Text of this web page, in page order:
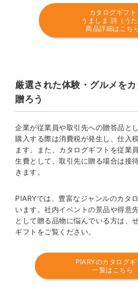
カタログギフト
うましま 詩（うた
商品詳細はこち
厳選された体験・グルメを
贈ろう
企業が従業員や取引先への贈答品と
購入する際は消費税が発生し、仕入
ます。また、カタログギフトを従業
生費として、取引先に贈る場合は接
きます。
PIARYでは、豊富なジャンルのカタ
います。社内イベントの景品や得意
として贈る品物に悩んでいる方は、
ギフトをご覧ください。
PIARYのカタログギ
一覧はこちら